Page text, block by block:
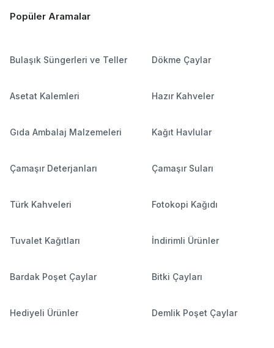
Popüler Aramalar
Bulaşık Süngerleri ve Teller Dökme Çaylar
Asetat Kalemleri Hazır Kahveler
Gıda Ambalaj Malzemeleri Kağıt Havlular
Çamaşır Deterjanları Çamaşır Suları
Türk Kahveleri Fotokopi Kağıdı
Tuvalet Kağıtları İndirimli Ürünler
Bardak Poşet Çaylar Bitki Çayları
Hediyeli Ürünler Demlik Poşet Çaylar